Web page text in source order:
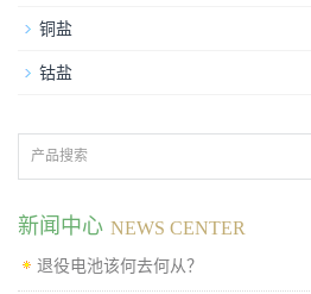
铜盐
钴盐
新闻中心 NEWS CENTER
退役电池该何去何从？